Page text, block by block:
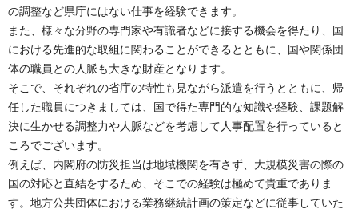
の調整など県庁にはない仕事を経験できます。
また、様々な分野の専門家や有識者などに接する機会を得たり、国
における先進的な取組に関わることができるとともに、国や関係団
体の職員との人脈も大きな財産となります。
そこで、それぞれの省庁の特性も見ながら派遣を行うとともに、帰
任した職員につきましては、国で得た専門的な知識や経験、課題解
決に生かせる調整力や人脈などを考慮して人事配置を行っていると
ころでございます。
例えば、内閣府の防災担当は地域機関を有さず、大規模災害の際の
国の対応と直結をするため、そこでの経験は極めて貴重でありま
す。地方公共団体における業務継続計画の策定などに従事していた